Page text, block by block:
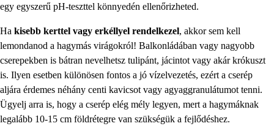
egy egyszerű pH-teszttel könnyedén ellenőrizheted.
Ha kisebb kerttel vagy erkéllyel rendelkezel, akkor sem kell
lemondanod a hagymás virágokról! Balkonládában vagy nagyobb
cserepekben is bátran nevelhetsz tulipánt, jácintot vagy akár krókuszt
is. Ilyen esetben különösen fontos a jó vízelvezetés, ezért a cserép
aljára érdemes néhány centi kavicsot vagy agyaggranulátumot tenni.
Ügyelj arra is, hogy a cserép elég mély legyen, mert a hagymáknak
legalább 10-15 cm földrétegre van szükségük a fejlődéshez.